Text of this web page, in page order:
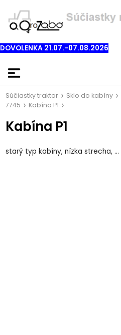
DOVOLENKA 21.07.-07.08.2026
Súčiastky traktor Sklo do kabíny
7745
Kabína P1
Kabína P1
starý typ kabíny, nízka strecha, ...